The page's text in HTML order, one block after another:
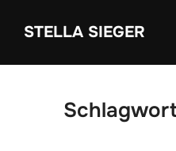
InhaltSTELLA SIEGER